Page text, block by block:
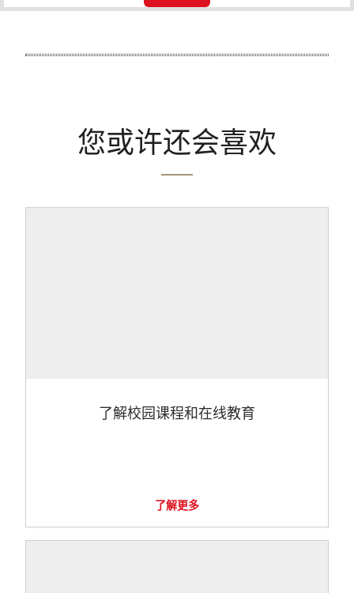
您或许还会喜欢
了解校园课程和在线教育
了解更多